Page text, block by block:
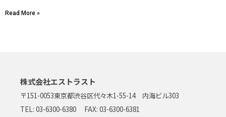
Read More »
株式会社エストラスト
〒151-0053東京都渋谷区代々木1-55-14 内海ビル303
TEL: 03-6300-6380 FAX: 03-6300-6381